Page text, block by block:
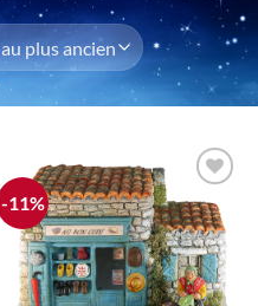
-11%
Ajouter
à la liste
d'envie